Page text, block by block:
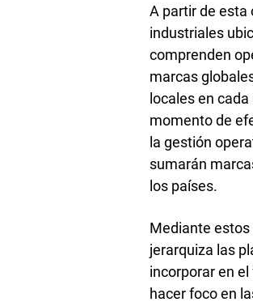
A partir de esta
industriales
comprenden
marcas
locales en
momento de
la gestión
sumarán
los países.
Mediante estos
jerarquiza las
incorporar en
hacer foco en